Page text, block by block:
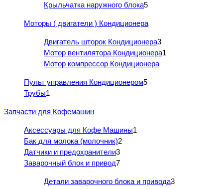
Крыльчатка наружного блока5
Моторы ( двигатели ) Кондиционера
Двигатель шторок Кондиционера3
Мотор вентилятора Кондиционера1
Мотор компрессор Кондиционера
Пульт управления Кондиционером5
Трубы1
Запчасти для Кофемашин
Аксессуары для Кофе Машины1
Бак для молока (молочник)2
Датчики и предохранители3
Заварочный блок и привод7
Детали заварочного блока и привода3